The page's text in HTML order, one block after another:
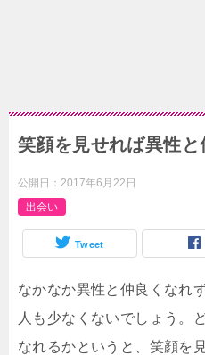
笑顔を見せれば異性と
公開日： 2017年6月22日
出会い
Tweet
なかなか異性と仲良くなれ
人も少なくないでしょう。
なれるかというと、笑顔を